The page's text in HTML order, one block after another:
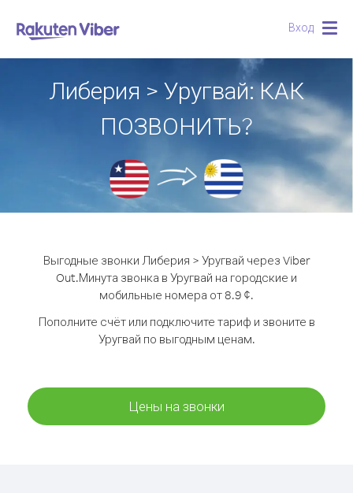
Вход
Либерия > Уругвай: КАК
ПОЗВОНИТЬ?
Выгодные звонки Либерия > Уругвай через Viber
Out.Минута звонка в Уругвай на городские и
мобильные номера от 8.9 ¢.
Пополните счёт или подключите тариф и звоните в
Уругвай по выгодным ценам.
Цены на звонки